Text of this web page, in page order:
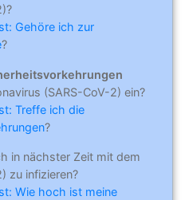
Gehöre ich zur
?
(SARS-CoV-2) ein?
Treffe ich die
?
in nächster Zeit mit dem
zu infizieren?
Wie hoch ist meine